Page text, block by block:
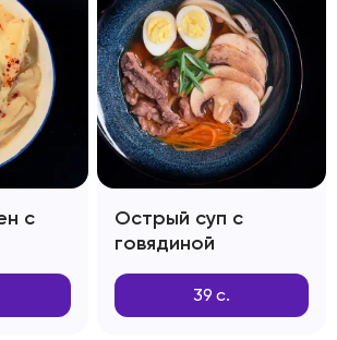
с
Острый суп с
говядиной
39 с.